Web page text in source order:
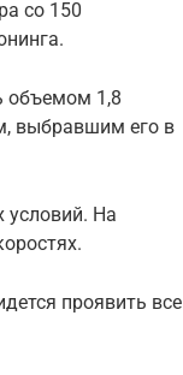
со 150
объемом 1,8
выбравшим его в
условий. На
проявить все